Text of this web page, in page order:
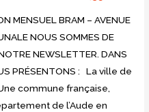
MENSUEL BRAM – AVENUE
NOUS SOMMES DE
NEWSLETTER. DANS
PRÉSENTONS : La ville de
commune française,
de l’Aude en